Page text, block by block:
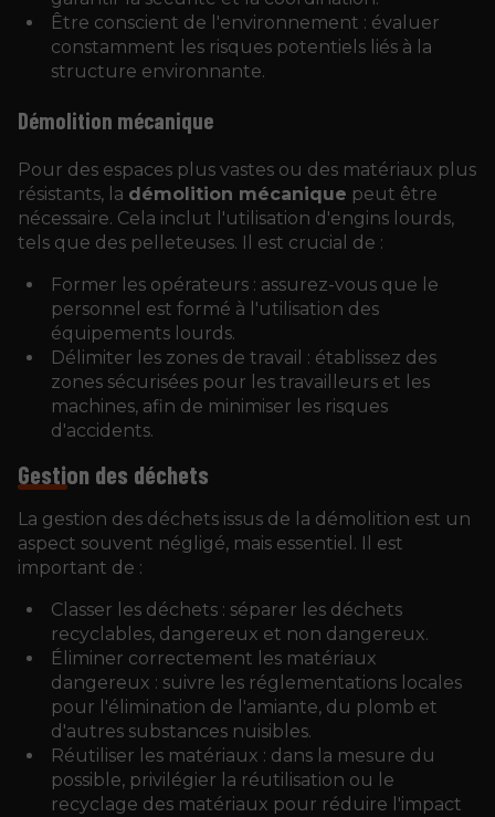
Être conscient de l'environnement : évaluer
constamment les risques potentiels liés à la
structure environnante.
Démolition mécanique
Pour des espaces plus vastes ou des matériaux plus
résistants, la démolition mécanique peut être
nécessaire. Cela inclut l'utilisation d'engins lourds,
tels que des pelleteuses. Il est crucial de :
Former les opérateurs : assurez-vous que le
personnel est formé à l'utilisation des
équipements lourds.
Délimiter les zones de travail : établissez des
zones sécurisées pour les travailleurs et les
machines, afin de minimiser les risques
d'accidents.
Gestion des déchets
La gestion des déchets issus de la démolition est un
aspect souvent négligé, mais essentiel. Il est
important de :
Classer les déchets : séparer les déchets
recyclables, dangereux et non dangereux.
Éliminer correctement les matériaux
dangereux : suivre les réglementations locales
pour l'élimination de l'amiante, du plomb et
d'autres substances nuisibles.
Réutiliser les matériaux : dans la mesure du
possible, privilégier la réutilisation ou le
recyclage des matériaux pour réduire l'impact